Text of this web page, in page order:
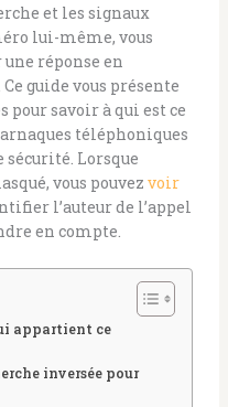
et les signaux
lui-même, vous
réponse en
guide vous présente
pour savoir à qui est ce
téléphoniques
sécurité. Lorsque
vous pouvez voir
l’auteur de l’appel
en compte.
appartient ce
inversée pour